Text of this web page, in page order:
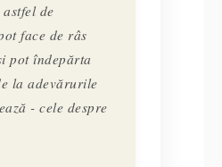
de
face de râs
pot îndepărta
la adevărurile
- cele despre